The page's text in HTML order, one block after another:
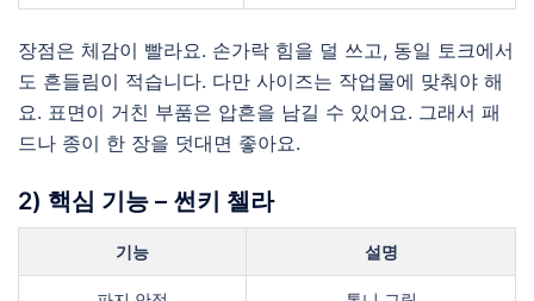
장점은 체감이 빨라요. 손가락 힘을 덜 쓰고, 동일 토크에서
도 흔들림이 적습니다. 다만 사이즈는 작업물에 맞춰야 해
요. 표면이 거친 부품은 압흔을 남길 수 있어요. 그래서 패
드나 종이 한 장을 덧대면 좋아요.
2) 핵심 기능 – 썬키 첼라
기능 설명